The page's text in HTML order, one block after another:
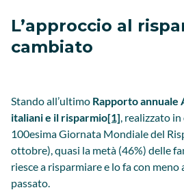
L’approccio al
cambiato
Stando all’ultimo Rapporto annuale
italiani e il risparmio[1], realizzato
100esima Giornata Mondiale del
ottobre), quasi la metà (46%) delle
riesce a risparmiare e lo fa con
passato.